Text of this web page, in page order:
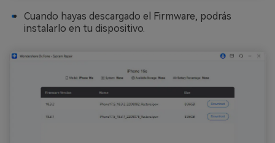
Cuando hayas descargado el Firmware, podrás
instalarlo en tu dispositivo.